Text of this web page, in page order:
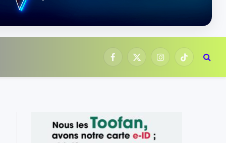
Facebook
X
InstagramTikTok